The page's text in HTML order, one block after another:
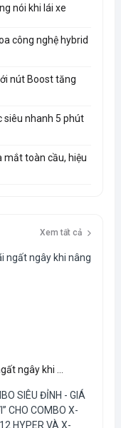
nói khi lái xe
công nghệ hybrid
nút Boost tăng
siêu nhanh 5 phút
mắt toàn cầu, hiệu
Xem tất cả
ngây khi ...